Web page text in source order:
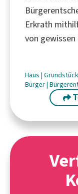
Erkrath
von
Haus | Grundstück
Bürger|